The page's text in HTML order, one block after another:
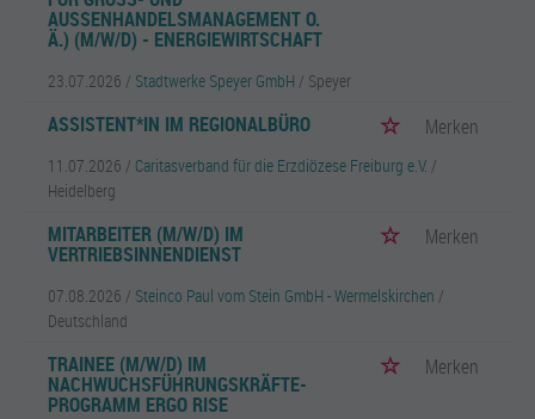
USSENHANDELSMANAGEMENT O. Ä.
) (M/W/D) - ENERGIEWIRTSCHAFT
23.07.2026 / Stadtwerke Speyer GmbH / Speyer
ASSISTENT*IN IM REGIONALBÜRO Merken
11.07.2026 / Caritasverband für die Erzdiözese Freiburg e.V. /
Heidelberg
MITARBEITER (M/W/D) IM
VERTRIEBSINNENDIENST
Merken
07.08.2026 / Steinco Paul vom Stein GmbH - Wermelskirchen /
Deutschland
TRAINEE (M/W/D) IM
NACHWUCHSFÜHRUNGSKRÄFTE-
PROGRAMM ERGO RISE
Merken